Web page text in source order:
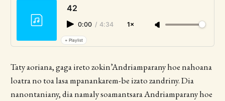
42
0:00 / 4:34 1×
+ Playlist
Taty aoriana, gaga ireto zokin’Andriamparany hoe nahoana
loatra no toa lasa mpanankarem-be izato zandriny. Dia
nanontaniany, dia namaly soamantsara Andriamparany hoe